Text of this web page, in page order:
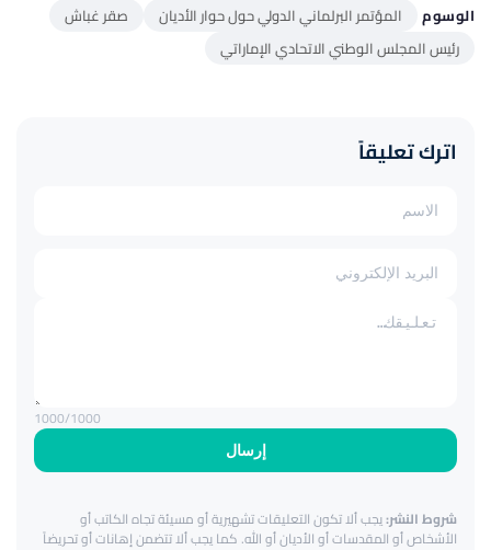
الوسوم المؤتمر البرلماني الدولي حول حوار الأديان
صقر غباش
رئيس المجلس الوطني الاتحادي الإماراتي
اترك تعليقاً
إرسال
1000/1000
شروط النشر:يجب ألا تكون التعليقات تشهيرية أو مسيئة تجاه الكاتب أو
الأشخاص أو المقدسات أو الأديان أو الله. كما يجب ألا تتضمن إهانات أو تحريضاً